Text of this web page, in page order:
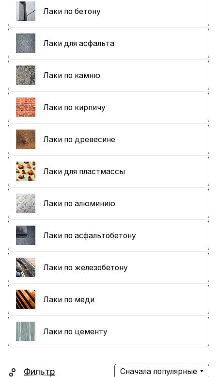
Лаки по бетону
Лаки для асфальта
Лаки по камню
Лаки по кирпичу
Лаки по древесине
Лаки для пластмассы
Лаки по алюминию
Лаки по асфальтобетону
Лаки по железобетону
Лаки по меди
Лаки по цементу
Фильтр Сначала популярные